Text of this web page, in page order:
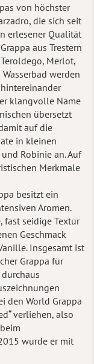
von höchster
die sich seit
erlesener Qualität
aus Trestern
Merlot,
werden
klangvolle Name
übersetzt
auf die
in kleinen
Robinie an. Auf
Merkmale
besitzt ein
Aromen.
fast seidige Textur
Geschmack
Insgesamt ist
Grappa für
den World Grappa
verliehen, also
wurde er mit